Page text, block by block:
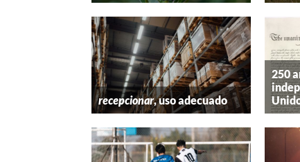
recepcionar, uso adecuado
250